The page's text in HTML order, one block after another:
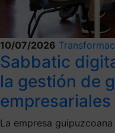
10/07/2026
Sabbatic
la gestión de
empresariales
La empresa